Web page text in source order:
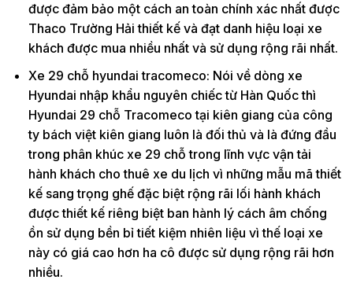
được đảm bảo một cách an toàn chính xác nhất được
Thaco Trường Hải thiết kế và đạt danh hiệu loại xe
khách được mua nhiều nhất và sử dụng rộng rãi nhất.
Xe 29 chỗ hyundai tracomeco: Nói về dòng xe
Hyundai nhập khẩu nguyên chiếc từ Hàn Quốc thì
Hyundai 29 chỗ Tracomeco tại kiên giang của công
ty bách việt kiên giang luôn là đối thủ và là đứng đầu
trong phân khúc xe 29 chỗ trong lĩnh vực vận tải
hành khách cho thuê xe du lịch vì những mẫu mã thiết
kế sang trọng ghế đặc biệt rộng rãi lối hành khách
được thiết kế riêng biệt ban hành lý cách âm chống
ồn sử dụng bền bỉ tiết kiệm nhiên liệu vì thế loại xe
này có giá cao hơn ha cô được sử dụng rộng rãi hơn
nhiều.